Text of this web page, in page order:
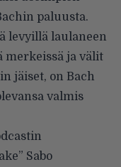
paluusta.
levyillä laulaneen
merkeissä ja välit
jäiset, on Bach
valmis
Sabo